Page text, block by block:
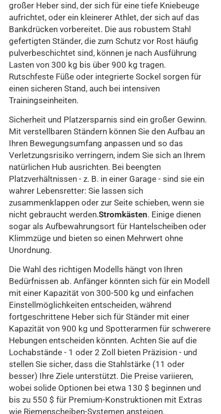
großer Heber sind, der sich für eine tiefe Kniebeuge
aufrichtet, oder ein kleinerer Athlet, der sich auf das
Bankdrücken vorbereitet. Die aus robustem Stahl
gefertigten Ständer, die zum Schutz vor Rost häufig
pulverbeschichtet sind, können je nach Ausführung
Lasten von 300 kg bis über 900 kg tragen.
Rutschfeste Füße oder integrierte Sockel sorgen für
einen sicheren Stand, auch bei intensiven
Trainingseinheiten.
Sicherheit und Platzersparnis sind ein großer Gewinn.
Mit verstellbaren Ständern können Sie den Aufbau an
Ihren Bewegungsumfang anpassen und so das
Verletzungsrisiko verringern, indem Sie sich an Ihrem
natürlichen Hub ausrichten. Bei beengten
Platzverhältnissen - z. B. in einer Garage - sind sie ein
wahrer Lebensretter: Sie lassen sich
zusammenklappen oder zur Seite schieben, wenn sie
nicht gebraucht werden.Stromkästen. Einige dienen
sogar als Aufbewahrungsort für Hantelscheiben oder
Klimmzüge und bieten so einen Mehrwert ohne
Unordnung.
Die Wahl des richtigen Modells hängt von Ihren
Bedürfnissen ab. Anfänger könnten sich für ein Modell
mit einer Kapazität von 300-500 kg und einfachen
Einstellmöglichkeiten entscheiden, während
fortgeschrittene Heber sich für Ständer mit einer
Kapazität von 900 kg und Spotterarmen für schwerere
Hebungen entscheiden könnten. Achten Sie auf die
Lochabstände - 1 oder 2 Zoll bieten Präzision - und
stellen Sie sicher, dass die Stahlstärke (11 oder
besser) Ihre Ziele unterstützt. Die Preise variieren,
wobei solide Optionen bei etwa 130 $ beginnen und
bis zu 550 $ für Premium-Konstruktionen mit Extras
wie Riemenscheiben-Systemen ansteigen.